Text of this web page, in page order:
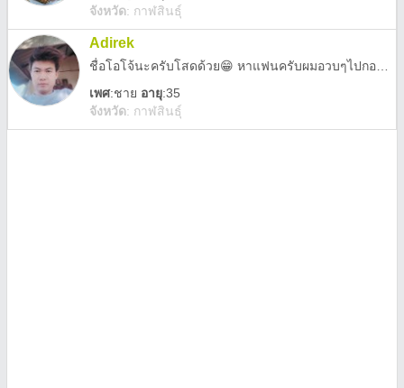
จังหวัด: กาฬสินธุ์
Adirek
เพศ:ชาย อายุ:35
จังหวัด: กาฬสินธุ์